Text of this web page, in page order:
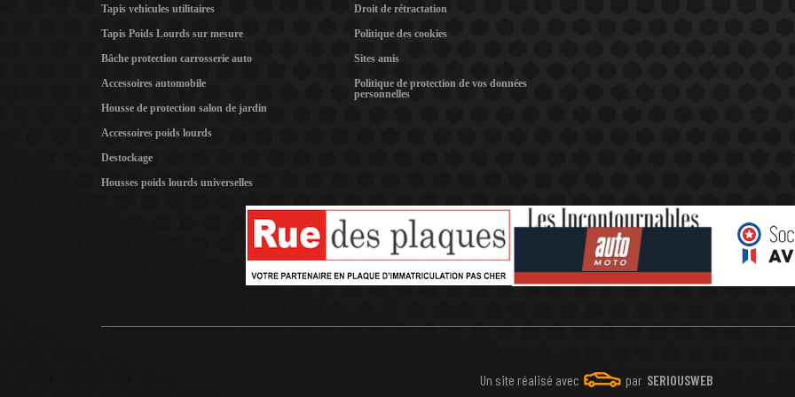
Tapis vehicules utilitaires
Tapis Poids Lourds sur mesure
Bâche protection carrosserie auto
Accessoires automobile
Housse de protection salon de jardin
Accessoires poids lourds
Destockage
Housses poids lourds universelles
Droit de rétractation
Politique des cookies
Sites amis
Politique de protection de vos données
personnelles
Un site réalisé avec par SERIOUSWEB